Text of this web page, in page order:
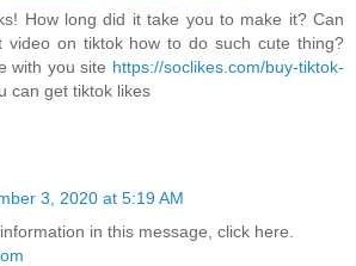
How long did it take you to make it? Can
video on tiktok how to do such cute thing?
with you site https://soclikes.com/buy-tiktok-
can get tiktok likes
3, 2020 at 5:19 AM
in this message, click here.